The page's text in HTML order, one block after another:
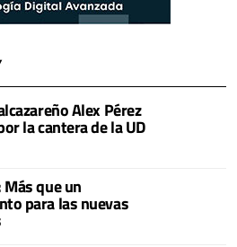
Alex Pérez
la cantera de la UD
que un
para las nuevas